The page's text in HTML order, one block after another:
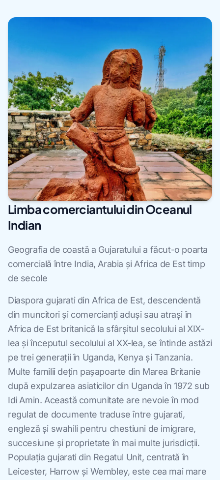
Limba comerciantului din Oceanul
Indian
Geografia de coastă a Gujaratului a făcut-o poarta
comercială între India, Arabia și Africa de Est timp
de secole
Diaspora gujarati din Africa de Est, descendentă
din muncitori și comercianți aduși sau atrași în
Africa de Est britanică la sfârșitul secolului al XIX-
lea și începutul secolului al XX-lea, se întinde astăzi
pe trei generații în Uganda, Kenya și Tanzania.
Multe familii dețin pașapoarte din Marea Britanie
după expulzarea asiaticilor din Uganda în 1972 sub
Idi Amin. Această comunitate are nevoie în mod
regulat de documente traduse între gujarati,
engleză și swahili pentru chestiuni de imigrare,
succesiune și proprietate în mai multe jurisdicții.
Populația gujarati din Regatul Unit, centrată în
Leicester, Harrow și Wembley, este cea mai mare